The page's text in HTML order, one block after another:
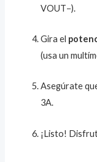
VOUT−).
Gira el
(usa un
Asegúrate
3A.
¡Listo!